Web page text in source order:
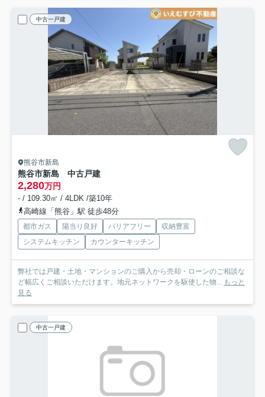
中古一戸建
熊谷市新島
熊谷市新島 中古戸建
2,280万円
- / 109.30㎡ / 4LDK /築10年
高崎線「熊谷」駅 徒歩48分
都市ガス 陽当り良好 バリアフリー
収納豊富
システムキッチン
カウンターキッチン
弊社では戸建・土地・マンションのご購入から売却・ローンのご相談な
ど幅広くご相談いただけます。地元ネットワークを駆使した物... もっと
見る
中古一戸建